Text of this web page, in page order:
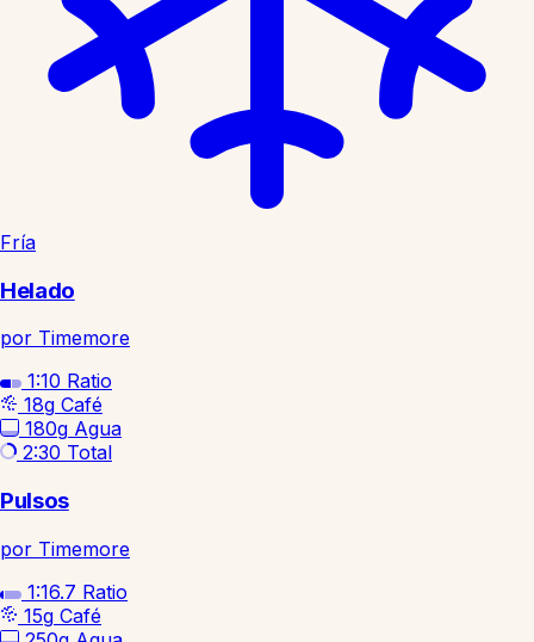
Fría
Helado
por Timemore
1:10 Ratio
18g Café
180g Agua
2:30 Total
Pulsos
por Timemore
1:16.7 Ratio
15g Café